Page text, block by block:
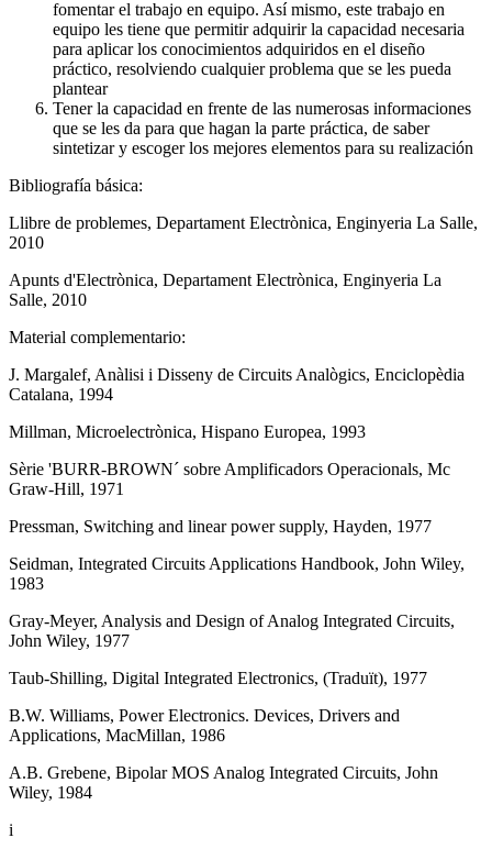
fomentar el trabajo en equipo. Así mismo, este trabajo en
equipo les tiene que permitir adquirir la capacidad necesaria
para aplicar los conocimientos adquiridos en el diseño
práctico, resolviendo cualquier problema que se les pueda
plantear
Tener la capacidad en frente de las numerosas informaciones
que se les da para que hagan la parte práctica, de saber
sintetizar y escoger los mejores elementos para su realización
Bibliografía básica:
Llibre de problemes, Departament Electrònica, Enginyeria La Salle,
2010
Apunts d'Electrònica, Departament Electrònica, Enginyeria La
Salle, 2010
Material complementario:
J. Margalef, Anàlisi i Disseny de Circuits Analògics, Enciclopèdia
Catalana, 1994
Millman, Microelectrònica, Hispano Europea, 1993
Sèrie 'BURR-BROWN´ sobre Amplificadors Operacionals, Mc
Graw-Hill, 1971
Pressman, Switching and linear power supply, Hayden, 1977
Seidman, Integrated Circuits Applications Handbook, John Wiley,
1983
Gray-Meyer, Analysis and Design of Analog Integrated Circuits,
John Wiley, 1977
Taub-Shilling, Digital Integrated Electronics, (Traduït), 1977
B.W. Williams, Power Electronics. Devices, Drivers and
Applications, MacMillan, 1986
A.B. Grebene, Bipolar MOS Analog Integrated Circuits, John
Wiley, 1984
i